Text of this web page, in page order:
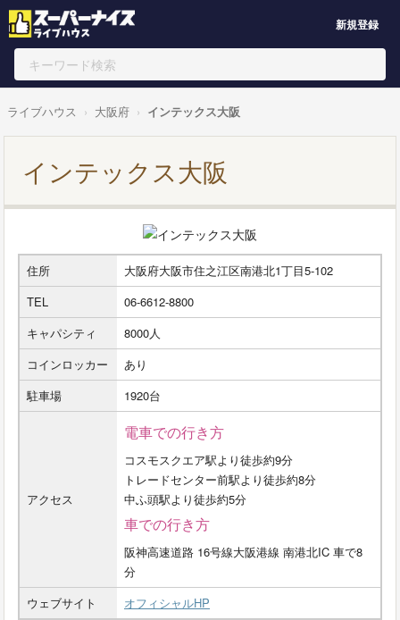
新規登録
ライブハウス 大阪府 インテックス大阪
インテックス大阪
住所
大阪府大阪市住之江区南港北1丁目5-102
TEL
06-6612-8800
キャパシティ
8000人
コインロッカー
あり
駐車場
1920台
アクセス
電車での行き方
コスモスクエア駅より徒歩約9分
トレードセンター前駅より徒歩約8分
中ふ頭駅より徒歩約5分
車での行き方
阪神高速道路 16号線大阪港線 南港北IC 車で8
分
ウェブサイト
オフィシャルHP